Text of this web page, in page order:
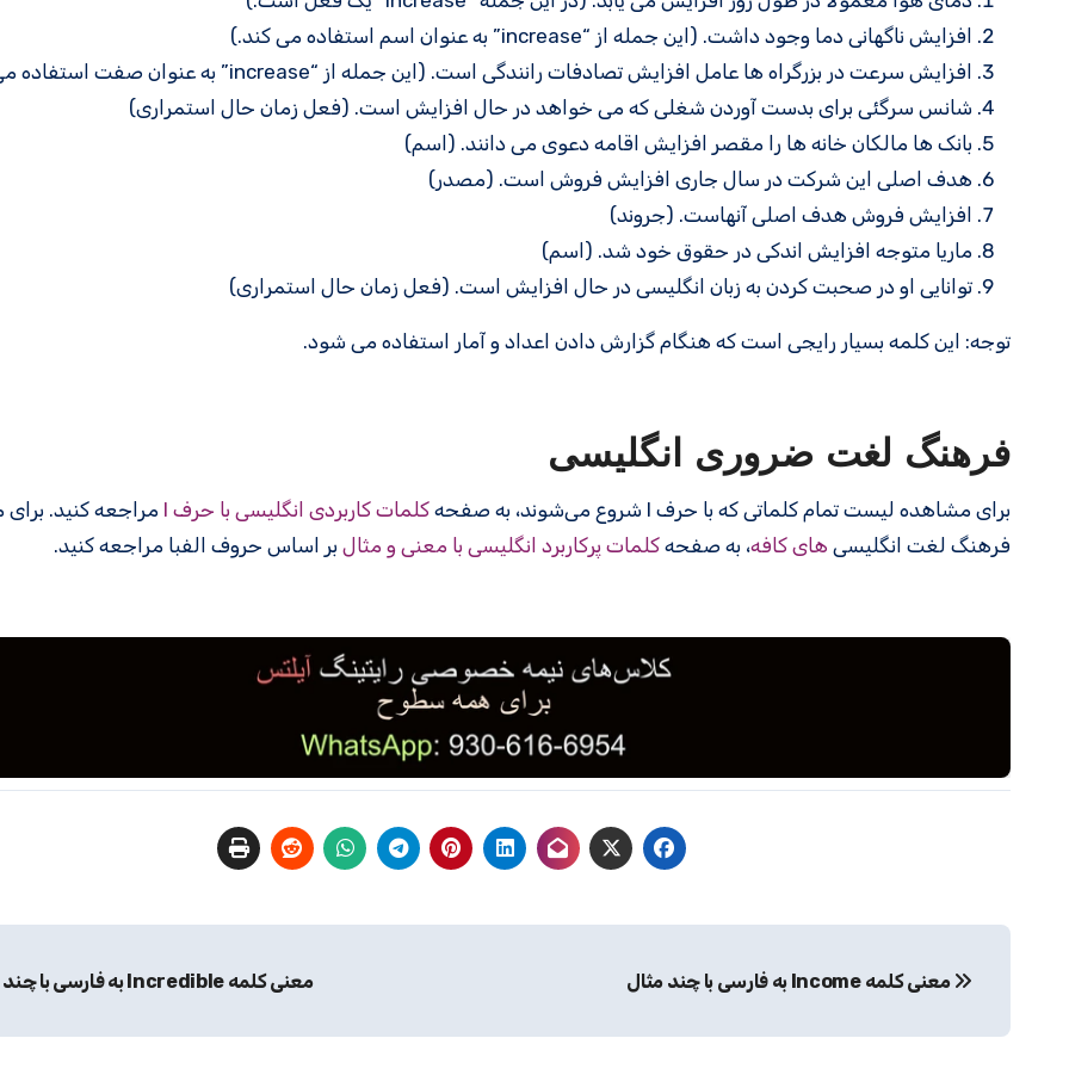
افزایش ناگهانی دما وجود داشت. (این جمله از “increase” به عنوان اسم استفاده می کند.)
افزایش سرعت در بزرگراه ها عامل افزایش تصادفات رانندگی است. (این جمله از “increase” به عنوان صفت استفاده می کند.)
شانس سرگئی برای بدست آوردن شغلی که می خواهد در حال افزایش است. (فعل زمان حال استمراری)
بانک ها مالکان خانه ها را مقصر افزایش اقامه دعوی می دانند. (اسم)
هدف اصلی این شرکت در سال جاری افزایش فروش است. (مصدر)
افزایش فروش هدف اصلی آنهاست. (جروند)
ماریا متوجه افزایش اندکی در حقوق خود شد. (اسم)
توانایی او در صحبت کردن به زبان انگلیسی در حال افزایش است. (فعل زمان حال استمراری)
توجه: این کلمه بسیار رایجی است که هنگام گزارش دادن اعداد و آمار استفاده می شود.
فرهنگ لغت ضروری انگلیسی
برای مشاهده لیست تمام کلماتی که با حرف I شروع می‌شوند، به صفحه کلمات کاربردی انگلیسی با حرف I
مراجعه کنید.
فرهنگ لغت انگلیسی های کافه، به صفحه کلمات پرکاربرد انگلیسی با معنی و مثال بر اساس حروف الفبا مراجعه کنید.
نوشتهمعنی کلمه Income به فارسی با چند مثال معنی کلمه Incredible به فارسی با چند مثال